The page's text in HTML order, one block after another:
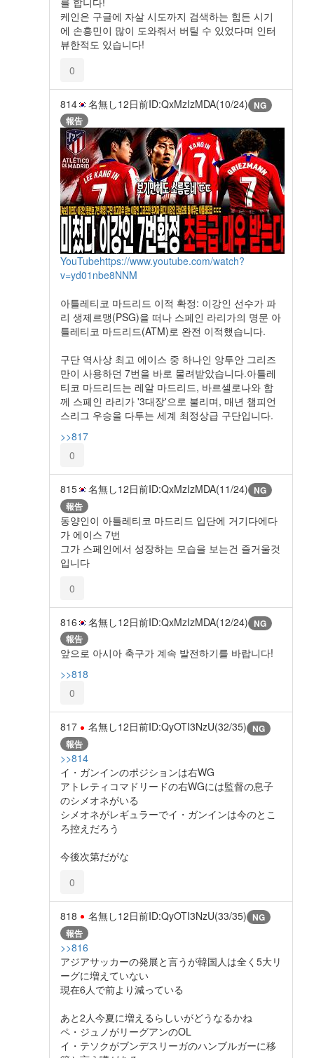
케인은 구글에 자살 시도까지 검색하는 힘든 시기
에 손흥민이 많이 도와줘서 버틸 수 있었다며 인터
뷰한적도 있습니다!
0
814 名無し12日前ID:QxMzIzMDA(10/24) NG
報告
YouTubehttps://www.youtube.com/watch?
v=yd01nbe8NNM
아틀레티코 마드리드 이적 확정: 이강인 선수가 파
리 생제르맹(PSG)을 떠나 스페인 라리가의 명문 아
틀레티코 마드리드(ATM)로 완전 이적했습니다.
구단 역사상 최고 에이스 중 하나인 앙투안 그리즈
만이 사용하던 7번을 바로 물려받았습니다.아틀레
티코 마드리드는 레알 마드리드, 바르셀로나와 함
께 스페인 라리가 '3대장'으로 불리며, 매년 챔피언
스리그 우승을 다투는 세계 최정상급 구단입니다.
>>817
0
815 名無し12日前ID:QxMzIzMDA(11/24) NG
報告
동양인이 아틀레티코 마드리드 입단에 거기다에다
가 에이스 7번
그가 스페인에서 성장하는 모습을 보는건 즐거울것
입니다
0
816 名無し12日前ID:QxMzIzMDA(12/24) NG
報告
앞으로 아시아 축구가 계속 발전하기를 바랍니다!
>>818
0
817 名無し12日前ID:QyOTI3NzU(32/35) NG
報告
>>814
イ・ガンインのポジションは右WG
アトレティコマドリードの右WGには監督の息子
のシメオネがいる
シメオネがレギュラーでイ・ガンインは今のとこ
ろ控えだろう
今後次第だがな
0
818 名無し12日前ID:QyOTI3NzU(33/35) NG
報告
>>816
アジアサッカーの発展と言うが韓国人は全く5大リ
ーグに増えていない
現在6人で前より減っている
あと2人今夏に増えるらしいがどうなるかね
ペ・ジュノがリーグアンのOL
イ・テソクがブンデスリーガのハンブルガーに移